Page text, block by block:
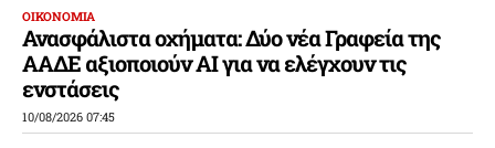
ΟΙΚΟΝΟΜΙΑ
Ανασφάλιστα οχήματα: Δύο νέα Γραφεία της
ΑΑΔΕ αξιοποιούν ΑΙ για να ελέγχουν τις
ενστάσεις
10/08/2026 07:45